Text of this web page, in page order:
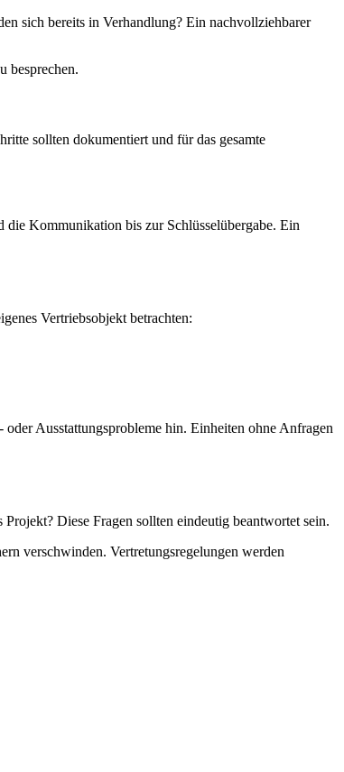
sich bereits in Verhandlung? Ein nachvollziehbarer
besprechen.
sollten dokumentiert und für das gesamte
die Kommunikation bis zur Schlüsselübergabe. Ein
Vertriebsobjekt betrachten:
Ausstattungsprobleme hin. Einheiten ohne Anfragen
Diese Fragen sollten eindeutig beantwortet sein.
verschwinden. Vertretungsregelungen werden